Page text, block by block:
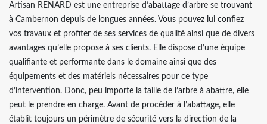
Artisan RENARD est une entreprise d’abattage d’arbre se trouvant
à Cambernon depuis de longues années. Vous pouvez lui confiez
vos travaux et profiter de ses services de qualité ainsi que de divers
avantages qu’elle propose à ses clients. Elle dispose d’une équipe
qualifiante et performante dans le domaine ainsi que des
équipements et des matériels nécessaires pour ce type
d’intervention. Donc, peu importe la taille de l’arbre à abattre, elle
peut le prendre en charge. Avant de procéder à l’abattage, elle
établit toujours un périmètre de sécurité vers la direction de la